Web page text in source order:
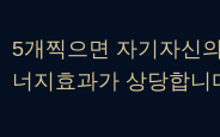
5개찍으면 자기자신
너지효과가 상당합